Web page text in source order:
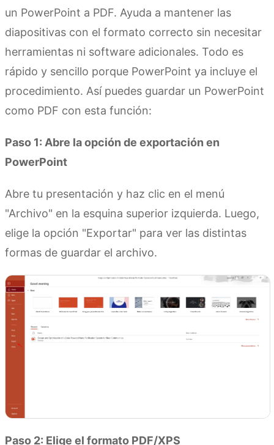
un PowerPoint a PDF. Ayuda a mantener las
diapositivas con el formato correcto sin necesitar
herramientas ni software adicionales. Todo es
rápido y sencillo porque PowerPoint ya incluye el
procedimiento. Así puedes guardar un PowerPoint
como PDF con esta función:
Paso 1: Abre la opción de exportación en
PowerPoint
Abre tu presentación y haz clic en el menú
"Archivo" en la esquina superior izquierda. Luego,
elige la opción "Exportar" para ver las distintas
formas de guardar el archivo.
Paso 2: Elige el formato PDF/XPS